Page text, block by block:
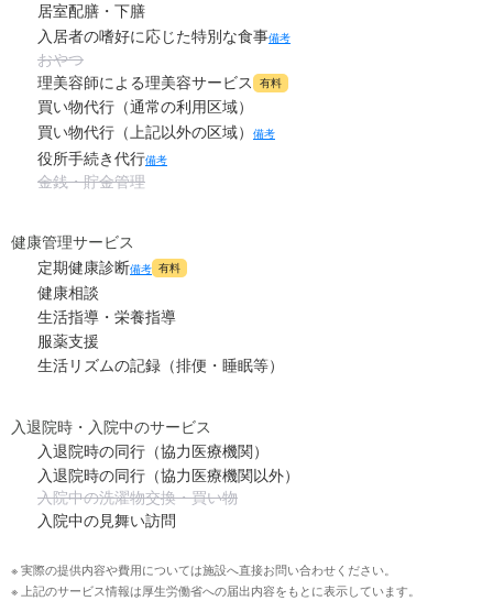
居室配膳・下膳
入居者の嗜好に応じた特別な食事備考
おやつ
理美容師による理美容サービス
有料
買い物代行（通常の利用区域）
買い物代行（上記以外の区域）
備考
役所手続き代行備考
金銭・貯金管理
健康管理サービス
定期健康診断備考 有料
健康相談
生活指導・栄養指導
服薬支援
生活リズムの記録（排便・睡眠等）
入退院時・入院中のサービス
入退院時の同行（協力医療機関）
入退院時の同行（協力医療機関以外）
入院中の洗濯物交換・買い物
入院中の見舞い訪問
※ 実際の提供内容や費用については施設へ直接お問い合わせください。
※ 上記のサービス情報は厚生労働省への届出内容をもとに表示しています。